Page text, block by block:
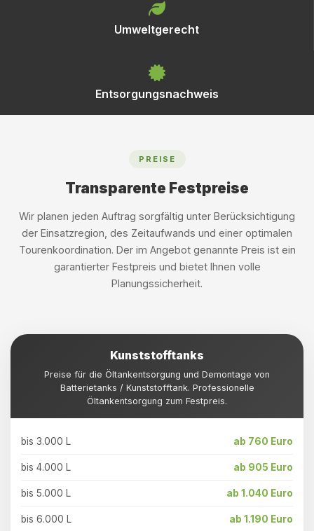
Umweltgerecht
Entsorgungsnachweis
PREISE
Transparente Festpreise
Wir planen jeden Auftrag sorgfältig unter Berücksichtigung
der Einsatzregion, des Zeitaufwands und einer optimalen
Tourenkoordination. Der im Angebot genannte Preis ist ein
garantierter Festpreis und bietet Ihnen volle
Planungssicherheit.
Kunststofftanks
Preise für die Öltankentsorgung und Demontage von
Batterietanks / Kunststofftank. Professionelle
Öltankentsorgung zum Festpreis.
bis 3.000 L ab 760 Euro
bis 4.000 L ab 905 Euro
bis 5.000 L ab 1.040 Euro
bis 6.000 L ab 1.190 Euro